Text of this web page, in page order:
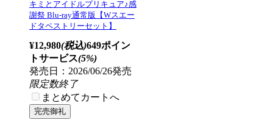
Wスエードタペストリー(ティザービジュアル絵柄)
ビックカメラグループ特典
B2タぺストリー(キービジュアル)・A6アクリルパネル(キービジュア
バンドルセット